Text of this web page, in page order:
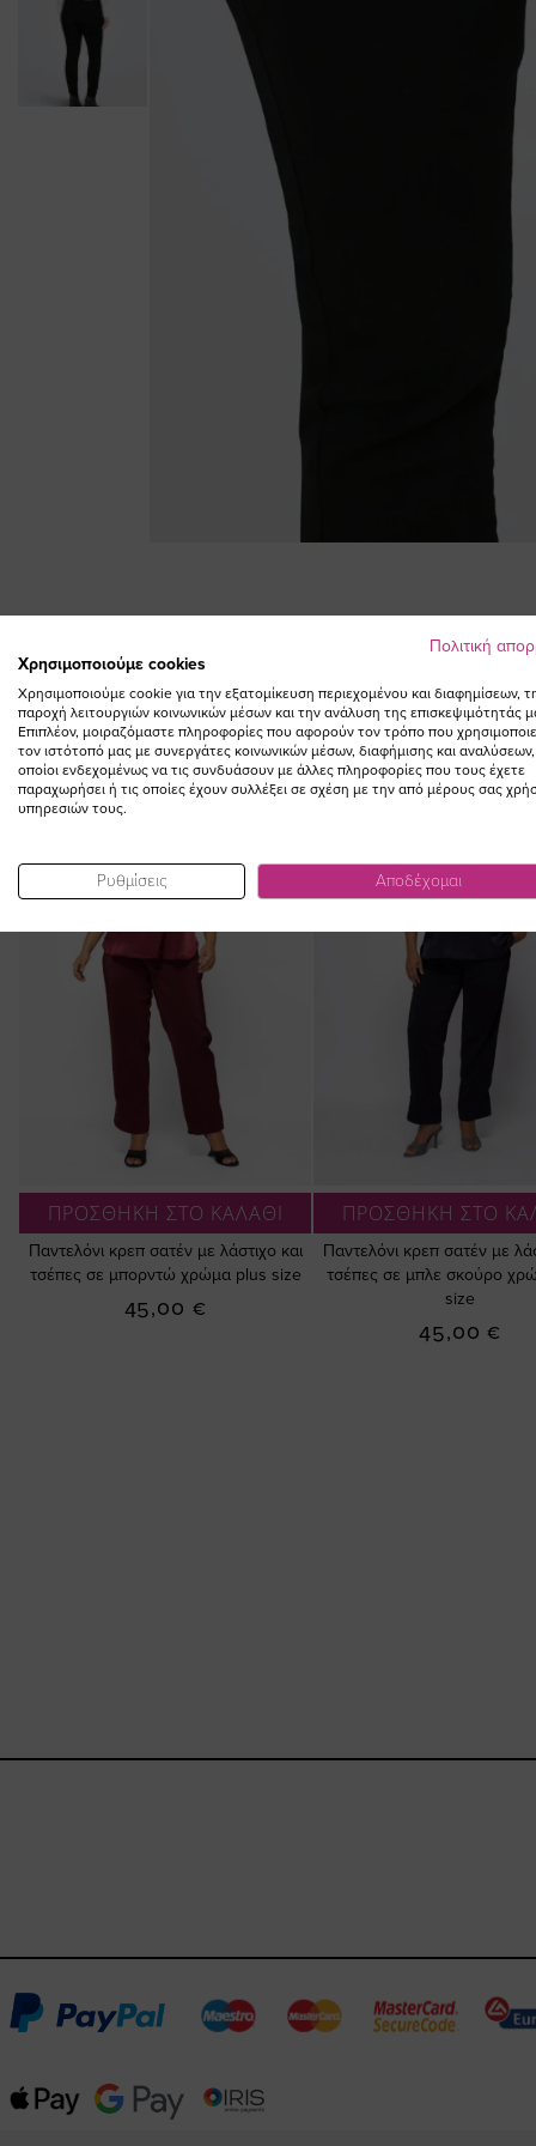
of
the
images
gallery
NEW IN
ΠΡΟΣΘΗΚΗ ΣΤΟ ΚΑΛΑΘΙ
Παντελόνι κρεπ σατέν με λάστιχο και
τσέπες σε μπορντώ χρώμα plus size
45,00 €
ΠΡΟΣΘΗΚΗ ΣΤΟ
Παντελόνι κρεπ σατέν με
τσέπες σε μπλε σκούρο
size
45,00 €
Πολιτική
Χρησιμοποιούμε cookies
Χρησιμοποιούμε cookie για την εξατομίκευση περιεχομένου και διαφημίσεων,
παροχή λειτουργιών κοινωνικών μέσων και την ανάλυση της επισκεψιμότητάς
Επιπλέον, μοιραζόμαστε πληροφορίες που αφορούν τον τρόπο που
τον ιστότοπό μας με συνεργάτες κοινωνικών μέσων, διαφήμισης και αναλύσεων,
οποίοι ενδεχομένως να τις συνδυάσουν με άλλες πληροφορίες που τους έχετε
παραχωρήσει ή τις οποίες έχουν συλλέξει σε σχέση με την από μέρους σας
υπηρεσιών τους.
Ρυθμίσεις Αποδέχομαι